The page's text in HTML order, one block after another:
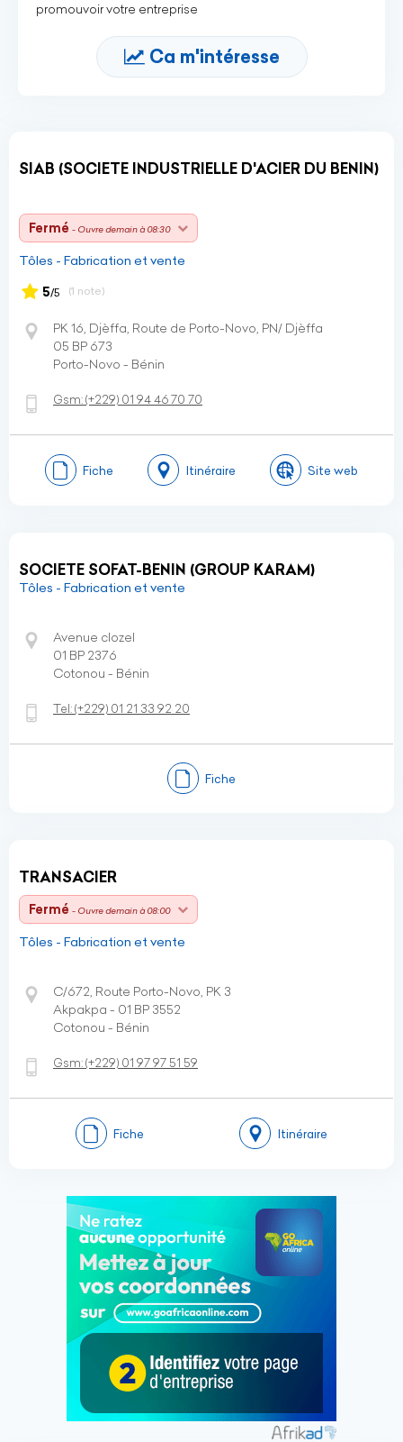
promouvoir votre entreprise
Ca m'intéresse
SIAB (SOCIETE INDUSTRIELLE D'ACIER DU BENIN)
Fermé - Ouvre demain à 08:30
Tôles - Fabrication et vente
5/5 (1 note)
PK 16, Djèffa, Route de Porto-Novo, PN/ Djèffa
05 BP 673
Porto-Novo - Bénin
Gsm:(+229) 01 94 46 70 70
Fiche Itinéraire Site web
SOCIETE SOFAT-BENIN (GROUP KARAM)
Tôles - Fabrication et vente
Avenue clozel
01 BP 2376
Cotonou - Bénin
Tel:(+229) 01 21 33 92 20
Fiche
TRANSACIER
Fermé - Ouvre demain à 08:00
Tôles - Fabrication et vente
C/672, Route Porto-Novo, PK 3
Akpakpa - 01 BP 3552
Cotonou - Bénin
Gsm:(+229) 01 97 97 51 59
Fiche Itinéraire